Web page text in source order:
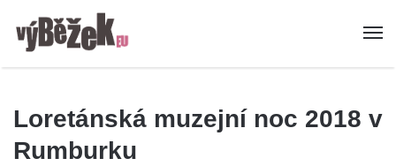
Loretánská muzejní noc 2018 v
Rumburku